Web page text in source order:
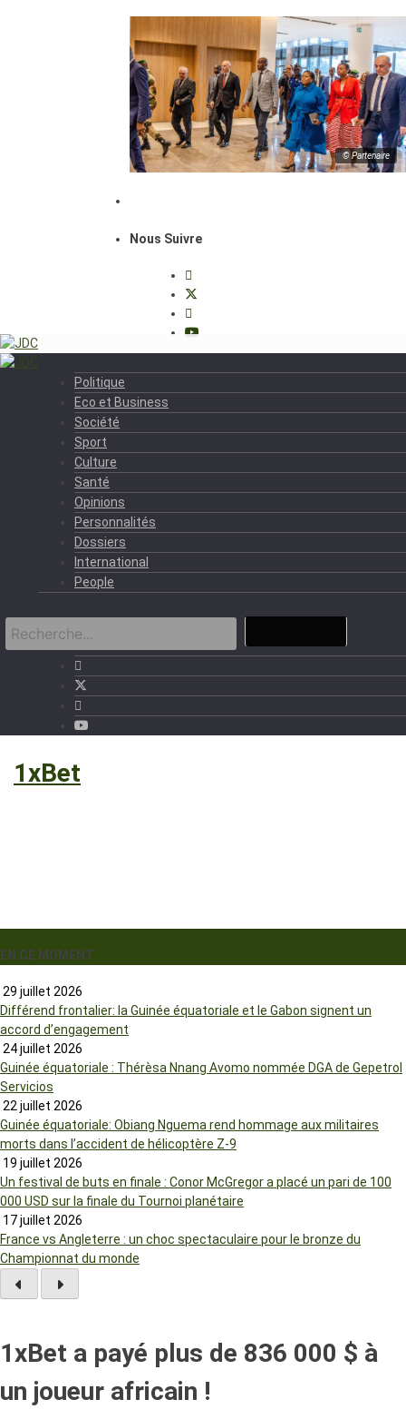
© Partenaire
Nous Suivre
Politique
Eco et Business
Société
Sport
Culture
Santé
Opinions
Personnalités
Dossiers
International
People
1xBet
EN CE MOMENT
29 juillet 2026
Différend frontalier: la Guinée équatoriale et le Gabon signent un
accord d’engagement
24 juillet 2026
Guinée équatoriale : Thérèsa Nnang Avomo nommée DGA de Gepetrol
Servicios
22 juillet 2026
Guinée équatoriale: Obiang Nguema rend hommage aux militaires
morts dans l’accident de hélicoptère Z-9
19 juillet 2026
Un festival de buts en finale : Conor McGregor a placé un pari de 100
000 USD sur la finale du Tournoi planétaire
17 juillet 2026
France vs Angleterre : un choc spectaculaire pour le bronze du
Championnat du monde
1xBet a payé plus de 836 000 $ à
un joueur africain !